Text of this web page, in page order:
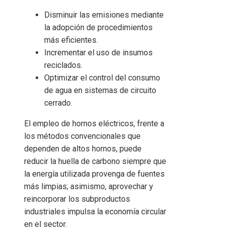
Disminuir las emisiones mediante
la adopción de procedimientos
más eficientes.
Incrementar el uso de insumos
reciclados.
Optimizar el control del consumo
de agua en sistemas de circuito
cerrado.
El empleo de hornos eléctricos, frente a
los métodos convencionales que
dependen de altos hornos, puede
reducir la huella de carbono siempre que
la energía utilizada provenga de fuentes
más limpias; asimismo, aprovechar y
reincorporar los subproductos
industriales impulsa la economía circular
en el sector.